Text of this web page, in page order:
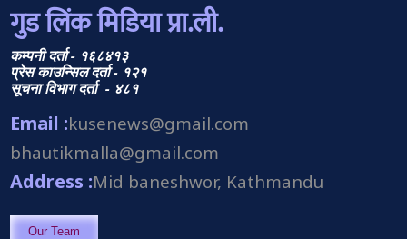
गुड लिंक मिडिया प्रा.ली.
कम्पनी दर्ता - १६८४१३
प्रेस काउन्सिल दर्ता - १२१
सूचना विभाग दर्ता - ४८१
Email :kusenews@gmail.com
bhautikmalla@gmail.com
Address :Mid baneshwor, Kathmandu
Our Team